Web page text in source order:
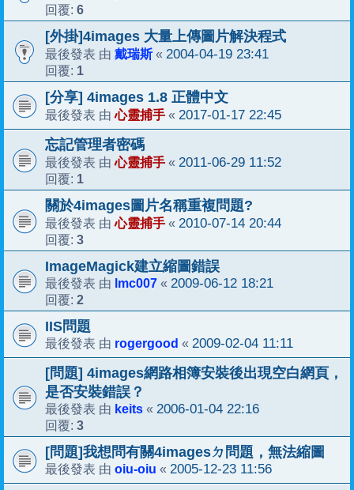
回覆: 6
[外掛]4images 大量上傳圖片解決程式
最後發表 由 戴瑞斯« 2004-04-19 23:41
回覆: 1
[分享] 4images 1.8 正體中文
最後發表 由心靈捕手 « 2017-01-17 22:45
忘記管理者密碼
最後發表 由心靈捕手 « 2011-06-29 11:52
回覆: 1
關於4images圖片名稱重複問題?
最後發表 由心靈捕手 « 2010-07-14 20:44
回覆: 3
ImageMagick建立縮圖錯誤
最後發表 由 lmc007 « 2009-06-12 18:21
回覆: 2
IIS問題
最後發表 由 rogergood « 2009-02-04 11:11
[問題] 4images網路相簿安裝後出現空白網頁，
是否安裝錯誤？
最後發表 由 keits « 2006-01-04 22:16
回覆: 3
[問題]我想問有關4imagesㄉ問題，無法縮圖
最後發表 由 oiu-oiu « 2005-12-23 11:56